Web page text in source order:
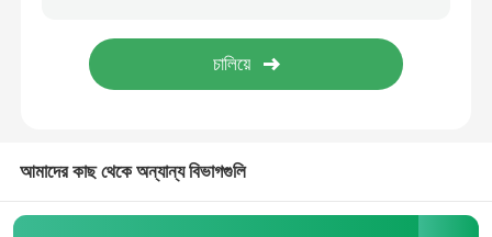
ওয়েল্ডিং পোলিশিং মেশিন
পলিশিং ভোগ্যপণ্য
আমাদের কাছ থেকে অন্যান্য বিভাগগুলি